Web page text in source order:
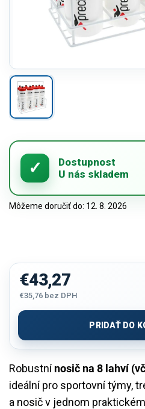
Môžeme doručiť do: 12. 8. 2026
Robustnínosič na 8 lahví
ideální pro sportovní týmy,
a nosič v jednom
€43,27
€35,76 bez DPH
cena:
PRIDAŤ DO